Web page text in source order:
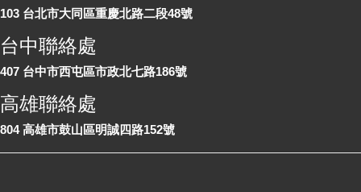
103 台北市大同區重慶北路二段48號
台中聯絡處
407 台中市西屯區市政北七路186號
高雄聯絡處
804 高雄市鼓山區明誠四路152號